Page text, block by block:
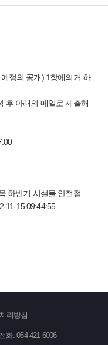
정의 공개) 1항에의거 하
후 아래의 메일로 제출해
하반기 시설물 안전점
11-15 09:44:55
리방침
화. 054-421-6006